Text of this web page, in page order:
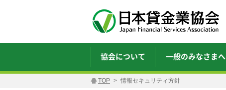
協会について 一般のみなさまへ
TOP 情報セキュリティ方針